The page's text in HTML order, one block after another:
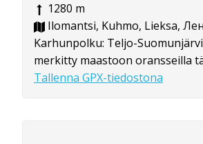
1280 m
Ilomantsi, Kuhmo, Lieksa,
Karhunpolku: Teljo-
merkitty maastoon oransseilla
Tallenna GPX-tiedostona